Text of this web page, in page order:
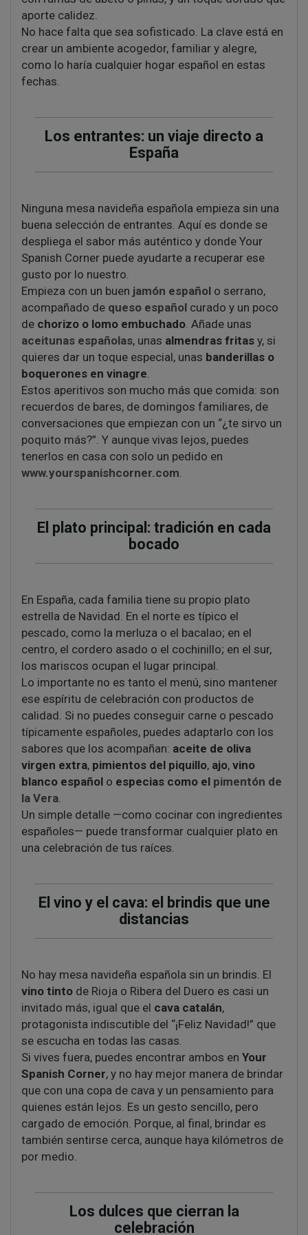
aporte calidez.
No hace falta que sea sofisticado. La clave está en
crear un ambiente acogedor, familiar y alegre,
como lo haría cualquier hogar español en estas
fechas.
Los entrantes: un viaje directo a
España
Ninguna mesa navideña española empieza sin una
buena selección de entrantes. Aquí es donde se
despliega el sabor más auténtico y donde Your
Spanish Corner puede ayudarte a recuperar ese
gusto por lo nuestro.
Empieza con un buen jamón español o serrano,
acompañado de queso español curado y un poco
de chorizo o lomo embuchado. Añade unas
aceitunas españolas, unas almendras fritas y, si
quieres dar un toque especial, unas banderillas o
boquerones en vinagre.
Estos aperitivos son mucho más que comida: son
recuerdos de bares, de domingos familiares, de
conversaciones que empiezan con un “¿te sirvo un
poquito más?”. Y aunque vivas lejos, puedes
tenerlos en casa con solo un pedido en
www.yourspanishcorner.com.
El plato principal: tradición en cada
bocado
En España, cada familia tiene su propio plato
estrella de Navidad. En el norte es típico el
pescado, como la merluza o el bacalao; en el
centro, el cordero asado o el cochinillo; en el sur,
los mariscos ocupan el lugar principal.
Lo importante no es tanto el menú, sino mantener
ese espíritu de celebración con productos de
calidad. Si no puedes conseguir carne o pescado
típicamente españoles, puedes adaptarlo con los
sabores que los acompañan: aceite de oliva
virgen extra, pimientos del piquillo, ajo, vino
blanco español o especias como el pimentón de
la Vera.
Un simple detalle —como cocinar con ingredientes
españoles— puede transformar cualquier plato en
una celebración de tus raíces.
El vino y el cava: el brindis que une
distancias
No hay mesa navideña española sin un brindis. El
vino tinto de Rioja o Ribera del Duero es casi un
invitado más, igual que el cava catalán,
protagonista indiscutible del “¡Feliz Navidad!” que
se escucha en todas las casas.
Si vives fuera, puedes encontrar ambos en Your
Spanish Corner, y no hay mejor manera de brindar
que con una copa de cava y un pensamiento para
quienes están lejos. Es un gesto sencillo, pero
cargado de emoción. Porque, al final, brindar es
también sentirse cerca, aunque haya kilómetros de
por medio.
Los dulces que cierran la
celebración